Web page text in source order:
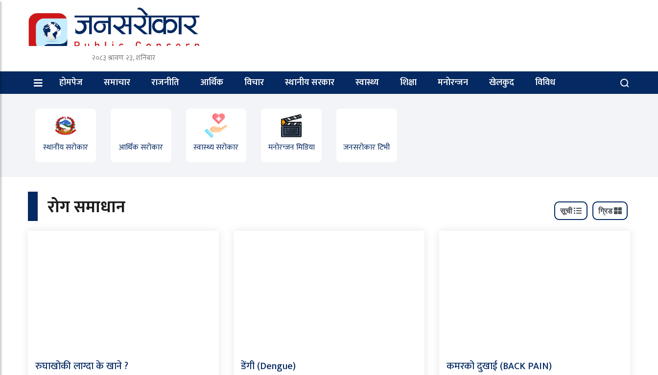
२०८३ श्रावण २३, शनिबार
होमपेज समाचार राजनीति आर्थिक विचार स्थानीय सरकार स्वास्थ्य शिक्षा मनोरन्जन खेलकुद विविध
स्थानीय सरोकार आर्थिक सरोकार स्वास्थ्य सरोकार मनोरन्जन मिडिया जनसरोकार टिभी
रोग समाधान सूची ग्रिड
रुघाखोकी लाग्दा के खाने ? डेंगी (Dengue) कमरको दुखाई (BACK PAIN)